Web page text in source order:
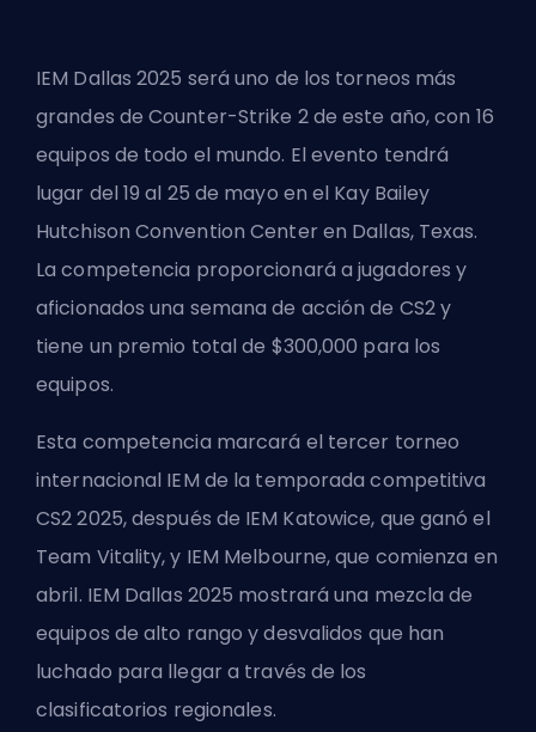
IEM Dallas 2025 será uno de los torneos más
grandes de Counter-Strike 2 de este año, con 16
equipos de todo el mundo. El evento tendrá
lugar del 19 al 25 de mayo en el Kay Bailey
Hutchison Convention Center en Dallas, Texas.
La competencia proporcionará a jugadores y
aficionados una semana de acción de CS2 y
tiene un premio total de $300,000 para los
equipos.
Esta competencia marcará el tercer torneo
internacional IEM de la temporada competitiva
CS2 2025,después de IEM Katowice, que ganó el
Team Vitality, y IEM Melbourne, que comienza en
abril. IEM Dallas 2025 mostrará una mezcla de
equipos de alto rango y desvalidos que han
luchado para llegar a través de los
clasificatorios regionales.